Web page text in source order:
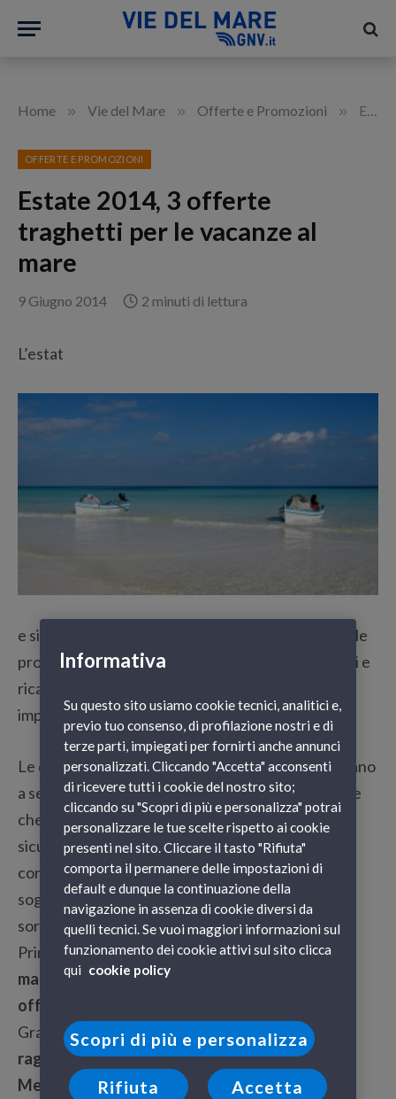
Home » Vie del Mare » Offerte e Promozioni » Estate 2014, 3 offerte traghetti per le vacanze al mare
OFFERTE E PROMOZIONI
Estate 2014, 3 offerte
traghetti per le vacanze al
mare
9 Giugno 2014 2 minuti di lettura
L’estat
e si avvicina ed è tempo di iniziare a programmare le
proprie vacanze. Sole, mare e relax per rigenerarsi e
ricaricare le batterie dopo intensi mesi di lavoro e
impegni.
Le destinazioni tra cui scegliere sono tante e variano
a seconda dei vostri gusti e preferenze. Un fattore
che può influire sulla vostra decisione sono
sicuramente le promozioni. Trovare un biglietto
conveniente per raggiungere una località che
sogniamo di visitare è sicuramente una piacevole
sorpresa.
Prima di decidere dove trascorrere levacanze al
mare per l’estate 2014
offerte traghetti e le tariffe speciali di GNV
Grandi Navi Veloci vi offre l’opportunità di
raggiungere le più belle mete del Mar
Mediterraneo a prezzi davvero vantaggiosi
Informativa
Su questo sito usiamo cookie tecnici, analitici e,
previo tuo consenso, di profilazione nostri e di
terze parti, impiegati per fornirti anche annunci
personalizzati. Cliccando "Accetta" acconsenti
di ricevere tutti i cookie del nostro sito;
cliccando su "Scopri di più e personalizza" potrai
personalizzare le tue scelte rispetto ai cookie
presenti nel sito. Cliccare il tasto "Rifiuta"
comporta il permanere delle impostazioni di
default e dunque la continuazione della
navigazione in assenza di cookie diversi da
quelli tecnici. Se vuoi maggiori informazioni sul
funzionamento dei cookie attivi sul sito clicca
qui cookie policy
Scopri di più e personalizza
Rifiuta Accetta